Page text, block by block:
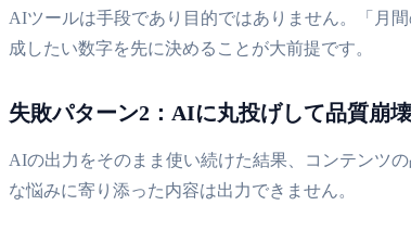
AIツールは手段であり目的ではありません。「月
成したい数字を先に決めることが大前提です。
失敗パターン2：AIに丸投げして品質崩壊
AIの出力をそのまま使い続けた結果、コンテンツ
な悩みに寄り添った内容は出力できません。